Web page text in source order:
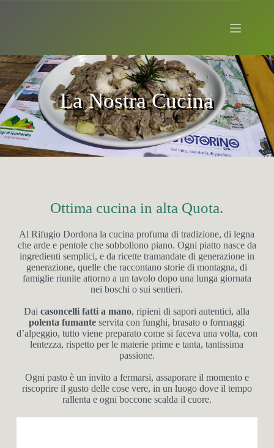
La Nostra Cucina
Ottima cucina in alta Quota.
Al Rifugio Dordona la cucina profuma di tradizione, di legna
che arde e pentole che sobbollono piano. Ogni piatto nasce da
ingredienti semplici, e da ricette tramandate di generazione in
generazione, quelle che raccontano storie di montagna, di
famiglie riunite attorno a un tavolo dopo una lunga giornata
nei boschi o sui sentieri.
Daicasoncelli fatti a mano, ripieni di sapori autentici, alla
polenta fumante servita con funghi, brasato o formaggi
d’alpeggio, tutto viene preparato come si faceva una volta, con
lentezza, rispetto per le materie prime e tanta, tantissima
passione.
Ogni pasto è un invito a fermarsi, assaporare il momento e
riscoprire il gusto delle cose vere, in un luogo dove il tempo
rallenta e ogni boccone scalda il cuore.